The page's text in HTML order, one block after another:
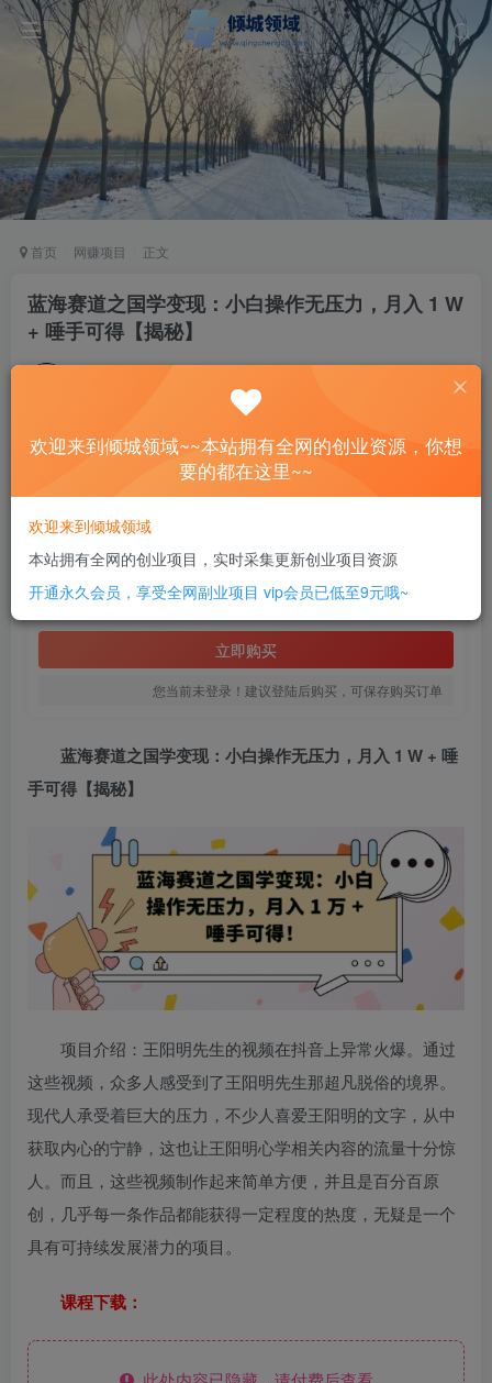
首页 网赚项目 正文
蓝海赛道之国学变现：小白操作无压力，月入 1 W
+ 唾手可得【揭秘】
私信
此内容为付费阅读，请付费后查看
￥ 2
SVIP全站会员免费
立即购买
您当前未登录！建议登陆后购买，可保存购买订单
付费阅读
蓝海赛道之国学变现 ：小白操作无压力，月入 1 W + 唾
手可得【揭秘】
项目介绍：王阳明先生的视频在抖音上异常火爆。通过
这些视频，众多人感受到了王阳明先生那超凡脱俗的境界。
现代人承受着巨大的压力，不少人喜爱王阳明的文字，从中
获取内心的宁静，这也让王阳明心学相关内容的流量十分惊
人。而且，这些视频制作起来简单方便，并且是百分百原
创，几乎每一条作品都能获得一定程度的热度，无疑是一个
具有可持续发展潜力的项目。
课程下载：
欢迎来到倾城领域~~本站拥有全网的创业资源，你想
要的都在这里~~
欢迎来到倾城领域
本站拥有全网的创业项目，实时采集更新创业项目资源
开通永久会员，享受全网副业项目 vip会员已低至9元哦~